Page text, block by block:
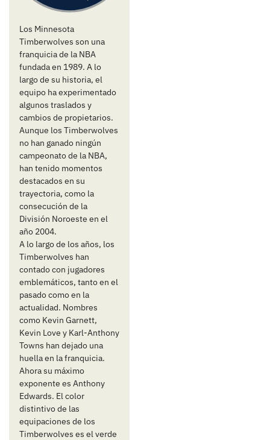
Los Minnesota
Timberwolves son una
franquicia de la NBA
fundada en 1989. A lo
largo de su historia, el
equipo ha experimentado
algunos traslados y
cambios de propietarios.
Aunque los Timberwolves
no han ganado ningún
campeonato de la NBA,
han tenido momentos
destacados en su
trayectoria, como la
consecución de la
División Noroeste en el
año 2004.
A lo largo de los años, los
Timberwolves han
contado con jugadores
emblemáticos, tanto en el
pasado como en la
actualidad. Nombres
como Kevin Garnett,
Kevin Love y Karl-Anthony
Towns han dejado una
huella en la franquicia.
Ahora su máximo
exponente es Anthony
Edwards. El color
distintivo de las
equipaciones de los
Timberwolves es el verde